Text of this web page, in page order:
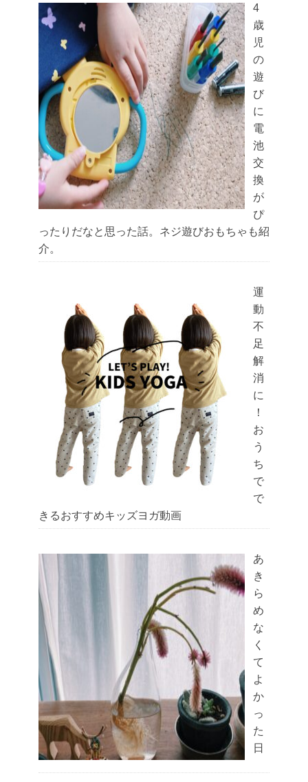
4
歳
児
の
遊
び
に
電
池
交
換
が
ぴ
ったりだなと思った話。ネジ遊びおもちゃも紹
介。
運
動
不
足
解
消
に
！
お
う
ち
で
で
きるおすすめキッズヨガ動画
あ
き
ら
め
な
く
て
よ
か
っ
た
日